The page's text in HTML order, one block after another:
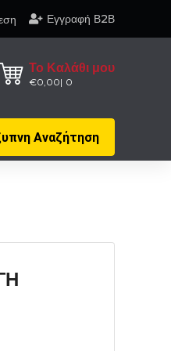
Εγγραφή Β2Β
Το Καλάθι μου
€0,00 0
Αναζήτηση